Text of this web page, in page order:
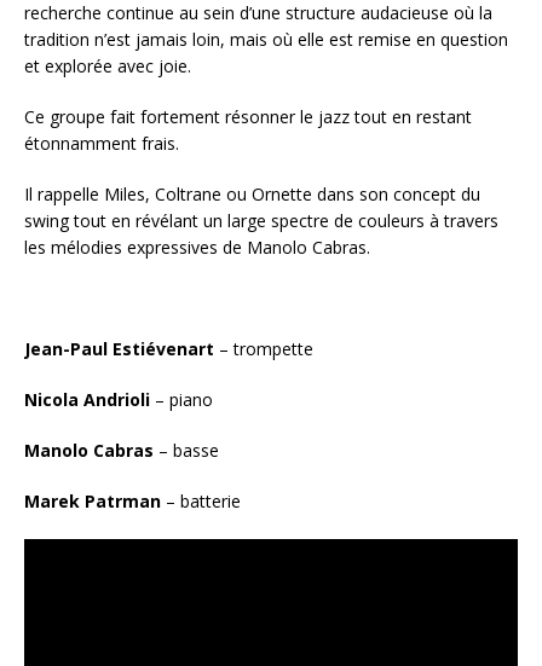
recherche continue au sein d’une structure audacieuse où la
tradition n’est jamais loin, mais où elle est remise en question
et explorée avec joie.
Ce groupe fait fortement résonner le jazz tout en restant
étonnamment frais.
Il rappelle Miles, Coltrane ou Ornette dans son concept du
swing tout en révélant un large spectre de couleurs à travers
les mélodies expressives de Manolo Cabras.
Jean-Paul Estiévenart – trompette
Nicola Andrioli – piano
Manolo Cabras – basse
Marek Patrman – batterie